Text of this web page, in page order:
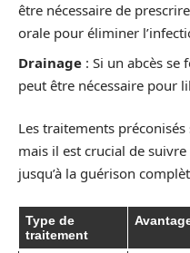
être nécessaire de
orale pour éliminer
Drainage : Si un abcès
peut être nécessaire pour
Les traitements
mais il est crucial de
jusqu’à la guérison
Type de
traitement